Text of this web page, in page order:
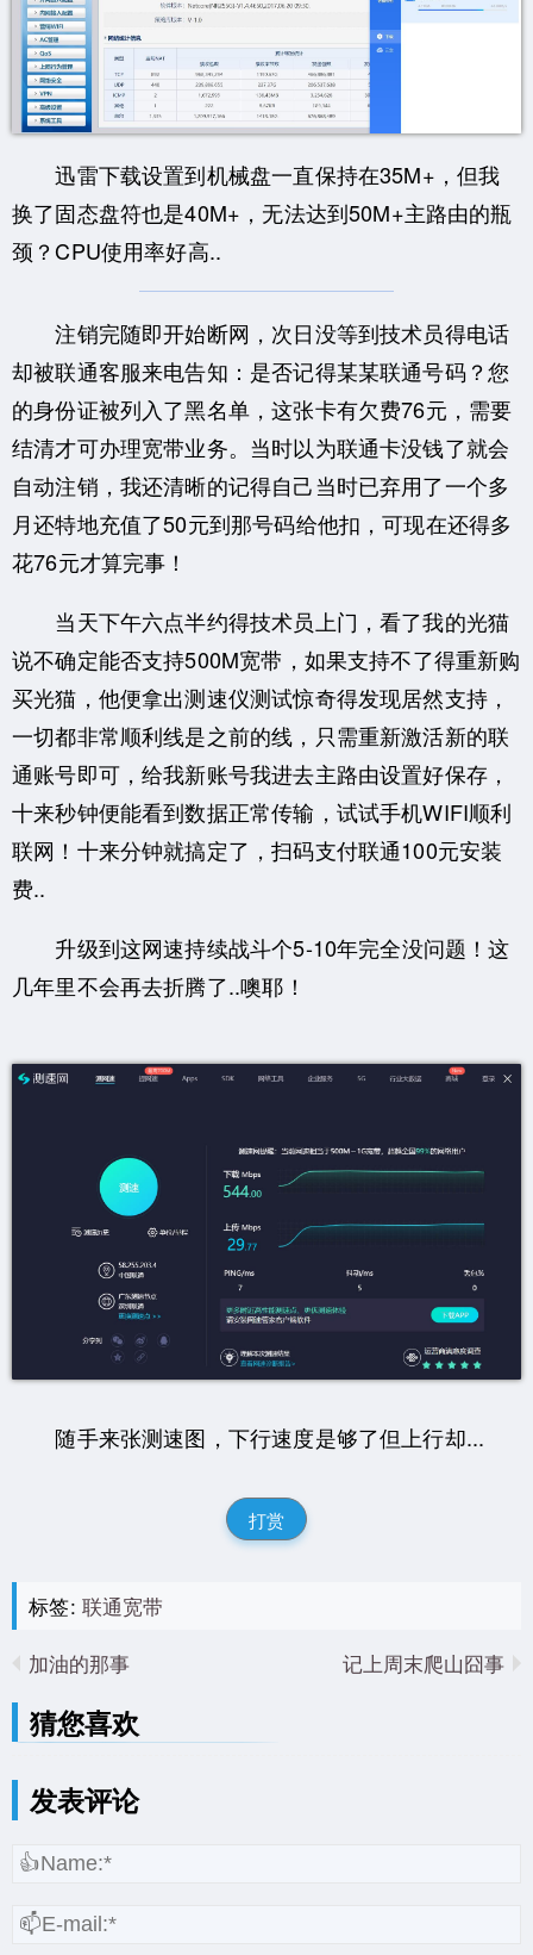
迅雷下载设置到机械盘一直保持在35M+，但我
换了固态盘符也是40M+，无法达到50M+主路由的瓶
颈？CPU使用率好高..
注销完随即开始断网，次日没等到技术员得电话
却被联通客服来电告知：是否记得某某联通号码？您
的身份证被列入了黑名单，这张卡有欠费76元，需要
结清才可办理宽带业务。当时以为联通卡没钱了就会
自动注销，我还清晰的记得自己当时已弃用了一个多
月还特地充值了50元到那号码给他扣，可现在还得多
花76元才算完事！
当天下午六点半约得技术员上门，看了我的光猫
说不确定能否支持500M宽带，如果支持不了得重新购
买光猫，他便拿出测速仪测试惊奇得发现居然支持，
一切都非常顺利线是之前的线，只需重新激活新的联
通账号即可，给我新账号我进去主路由设置好保存，
十来秒钟便能看到数据正常传输，试试手机WIFI顺利
联网！十来分钟就搞定了，扫码支付联通100元安装
费..
升级到这网速持续战斗个5-10年完全没问题！这
几年里不会再去折腾了..噢耶！
随手来张测速图，下行速度是够了但上行却...
打赏
标签: 联通宽带
加油的那事
记上周末爬山囧事
猜您喜欢
发表评论